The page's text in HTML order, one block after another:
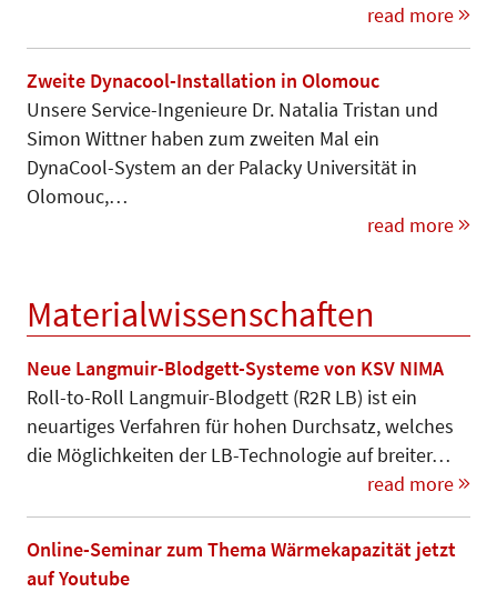
read more
Zweite Dynacool-Installation in Olomouc
Unsere Service-Ingenieure Dr. Natalia Tristan und
Simon Wittner haben zum zweiten Mal ein
DynaCool-System an der Palacky Universität in
Olomouc,…
read more
Materialwissenschaften
Neue Langmuir-Blodgett-Systeme von KSV NIMA
Roll-to-Roll Langmuir-Blodgett (R2R LB) ist ein
neuartiges Verfahren für hohen Durchsatz, welches
die Möglichkeiten der LB-Technologie auf breiter…
read more
Online-Seminar zum Thema Wärmekapazität jetzt
auf Youtube